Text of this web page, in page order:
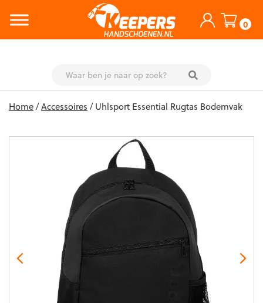
0
Home/Accessoires / Uhlsport Essential Rugtas Bodemvak